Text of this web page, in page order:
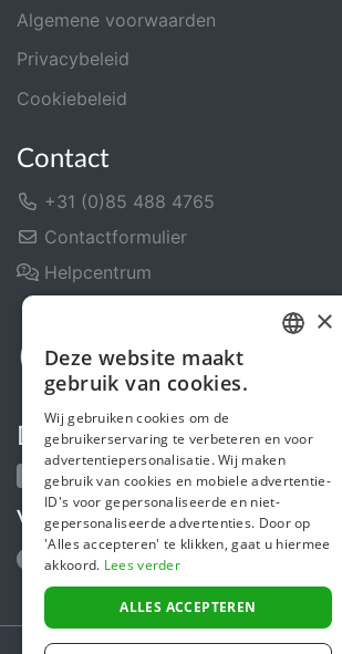
Algemene voorwaarden
Privacybeleid
Cookiebeleid
Contact
+31 (0)85 488 4765
Contactformulier
Helpcentrum
Deel ons
Volg ons
Secure payments powered by
ENGLISH
×
Deze website maakt
gebruik van cookies.
Wij gebruiken cookies om de
gebruikerservaring te verbeteren en voor
advertentiepersonalisatie. Wij maken
gebruik van cookies en mobiele advertentie-
ID's voor gepersonaliseerde en niet-
gepersonaliseerde advertenties. Door op
'Alles accepteren' te klikken, gaat u hiermee
akkoord. Lees verder
ALLES ACCEPTEREN